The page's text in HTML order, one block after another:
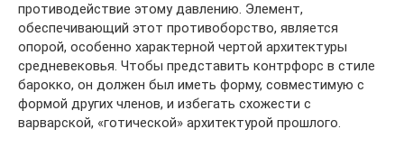
противодействие этому давлению. Элемент,
обеспечивающий этот противоборство, является
опорой, особенно характерной чертой архитектуры
средневековья. Чтобы представить контрфорс в стиле
барокко, он должен был иметь форму, совместимую с
формой других членов, и избегать схожести с
варварской, «готической» архитектурой прошлого.